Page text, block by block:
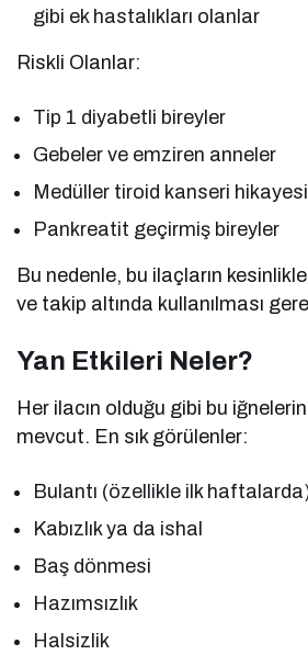
gibi ek hastalıkları olanlar
Riskli Olanlar:
Tip 1 diyabetli bireyler
Gebeler ve emziren anneler
Medüller tiroid kanseri
Pankreatit geçirmiş bireyler
Bu nedenle, bu ilaçların
ve takip altında kullanılması
Yan Etkileri Neler?
Her ilacın olduğu gibi bu
mevcut. En sık görülenler:
Bulantı (özellikle ilk
Kabızlık ya da ishal
Baş dönmesi
Hazımsızlık
Halsizlik